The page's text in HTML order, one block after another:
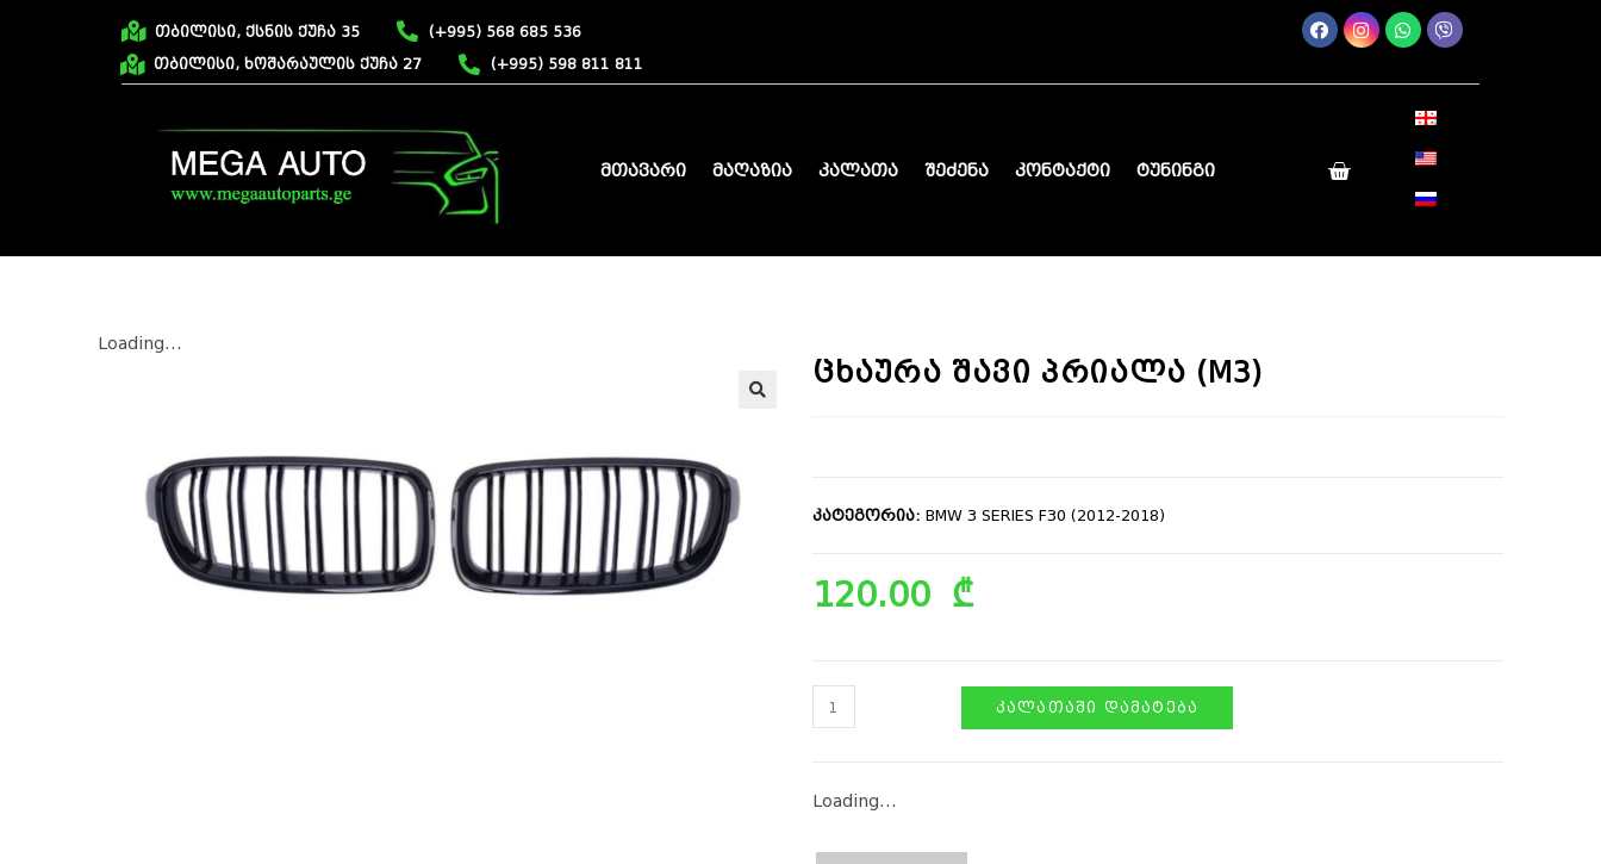
თბილისი, ქსნის ქუჩა 35
(+995) 568 685 536
თბილისი, ხოშარაულის ქუჩა 27
(+995) 598 811 811
მთავარი მაღაზია კალათა შეძენა კონტაქტი ტუნინგი
Loading...
ცხაურა შავი პრიალა (M3)
კატეგორია: BMW 3 SERIES F30 (2012-2018)
120.00 ₾
ᲙᲐᲚᲐᲗᲐᲨᲘ ᲓᲐᲛᲐᲢᲔᲑᲐ
Loading...